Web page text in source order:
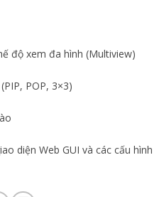
độ xem đa hình (Multiview)
POP, 3×3)
diện Web GUI và các cấu hình